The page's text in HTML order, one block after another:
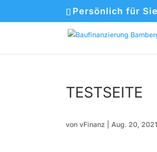
Persönlich für
TESTSEITE
vonvFinanz Aug. 20, 2021